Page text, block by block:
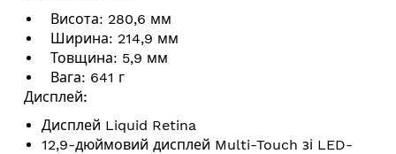
Висота: 280,6 мм
Ширина: 214,9 мм
Товщина: 5,9 мм
Вага: 641 г
Дисплей:
Дисплей Liquid Retina
12,9-дюймовий дисплей Multi-Touch зі LED-